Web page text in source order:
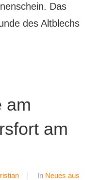
Das
des Altblechs
am
am
In Neues aus